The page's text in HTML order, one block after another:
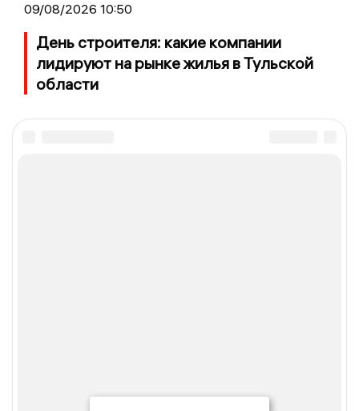
09/08/2026 10:50
День строителя: какие компании
лидируют на рынке жилья в Тульской
области